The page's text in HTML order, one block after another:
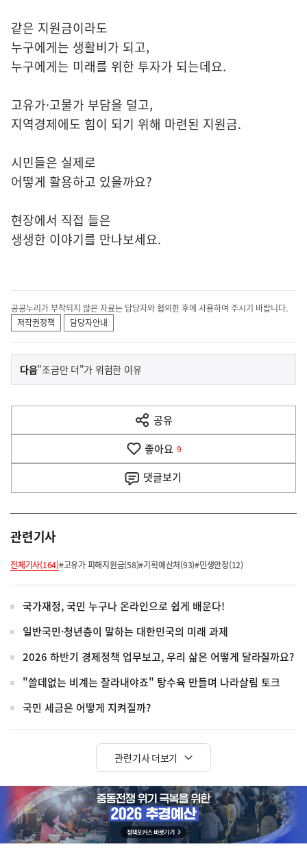
같은 지원금이라도
누구에게는 생활비가 되고,
누구에게는 미래를 위한 투자가 되는데요.
고유가·고물가 부담을 덜고,
지역경제에도 힘이 되기 위해 마련된 지원금.
시민들은 실제로
어떻게 활용하고 있을까요?
현장에서 직접 들은
생생한 이야기를 만나보세요.
공공누리가 부착되지 않은 자료는 담당자와 협의한 후에 사용하여 주시기 바랍니다.
저작권정책
담당자안내
이
전
다
음
다음기
사
"조금만 더"가 위험한 이유
공유
열
기
좋아요 9
댓글보기
관련기사
전체기사(164)#고유가 피해지원금(58)#기획예산처(93)#민생안정(12)
국가재정, 국민 누구나 온라인으로 쉽게 배운다!
일반국민·청년층이 말하는 대한민국의 미래 과제
2026 하반기 경제정책 업무보고, 우리 삶은 어떻게 달라질까요?
"쓸데없는 비계는 잘라내야죠" 탕수육 만들며 나라살림 토크
국민 세금은 어떻게 지켜질까?
관련기사 더보기
단
배